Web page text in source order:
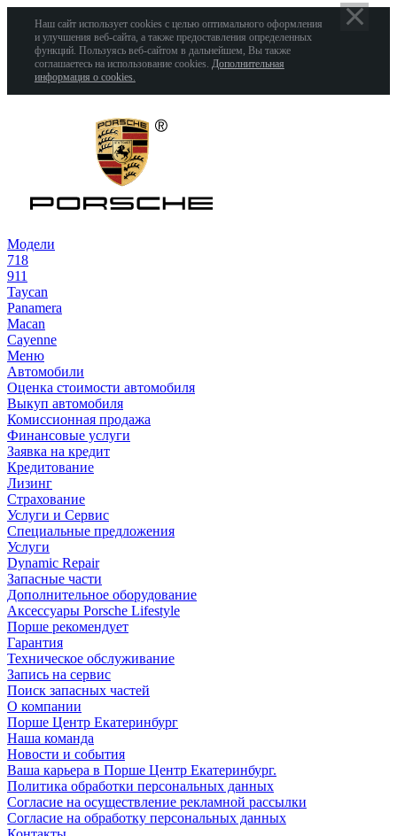
Наш сайт использует cookies с целью оптимального оформления
и улучшения веб-сайта, а также предоставления определенных
функций. Пользуясь веб-сайтом в дальнейшем, Вы также
соглашаетесь на использование cookies. Дополнительная
информация о cookies.
Модели
718
911
Taycan
Panamera
Macan
Cayenne
Меню
Автомобили
Оценка стоимости автомобиля
Выкуп автомобиля
Комиссионная продажа
Финансовые услуги
Заявка на кредит
Кредитование
Лизинг
Страхование
Услуги и Сервис
Специальные предложения
Услуги
Dynamic Repair
Запасные части
Дополнительное оборудование
Аксессуары Porsche Lifestyle
Порше рекомендует
Гарантия
Техническое обслуживание
Запись на сервис
Поиск запасных частей
О компании
Порше Центр Екатеринбург
Наша команда
Новости и события
Ваша карьера в Порше Центр Екатеринбург.
Политика обработки персональных данных
Согласие на осуществление рекламной рассылки
Согласие на обработку персональных данных